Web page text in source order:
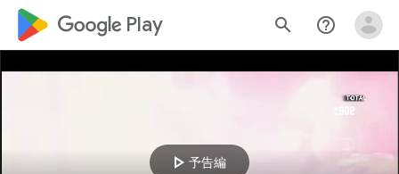
google_logo Play search help_outline
play_arrow 予告編